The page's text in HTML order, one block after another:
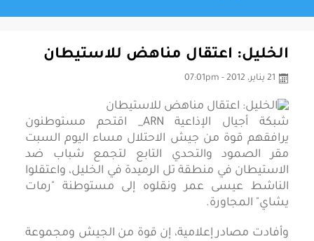
الخليل: اعتقال مناهض للاستيطان
21 يناير، 2012 - 07:01pm
شبكة أجيال الإذاعية ARN_ اقتحم مستوطنون
يرافقهم قوة من جيش الاحتلال مساء اليوم السبت
مقر الصمود والتحدي التابع لتجمع شباب ضد
الاستيطان في منطقة تل الرميدة في الخليل، واعتقلوا
الناشط عيسى عمر ونقلوه إلى مستوطنة "رمات
يشاي" المجاورة.
وأفادت مصادر إعلامية، إن قوة من الجيش ومجموعة